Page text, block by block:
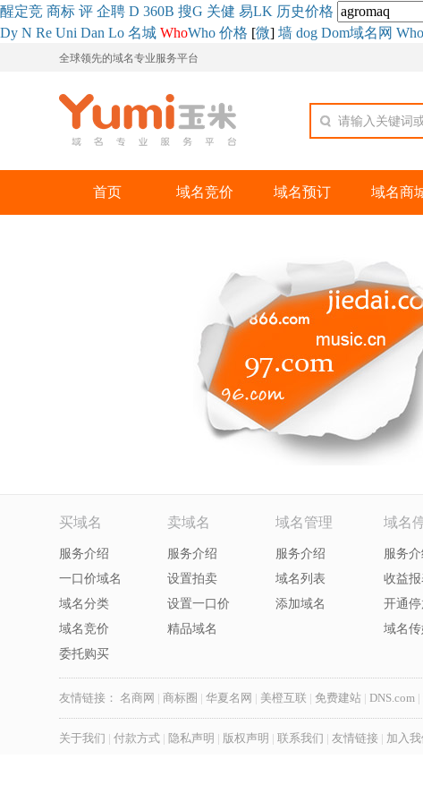
醒定竞 商标 评 企聘 D 360B 搜G 关健 易LK 历史价格
Dy N Re Uni Dan Lo 名城 WhoWho 价格 [微] 墙 dog Dom域名网